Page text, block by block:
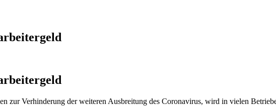
zur Verhinderung der weiteren Ausbreitung des Coronavirus, wird in vielen